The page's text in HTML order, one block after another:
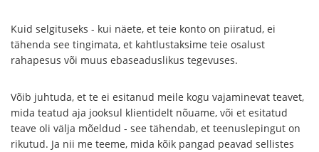
Kuid selgituseks - kui näete, et teie konto on piiratud, ei
tähenda see tingimata, et kahtlustaksime teie osalust
rahapesus või muus ebaseaduslikus tegevuses.
Võib juhtuda, et te ei esitanud meile kogu vajaminevat teavet,
mida teatud aja jooksul klientidelt nõuame, või et esitatud
teave oli välja mõeldud - see tähendab, et teenuslepingut on
rikutud. Ja nii me teeme, mida kõik pangad peavad sellistes